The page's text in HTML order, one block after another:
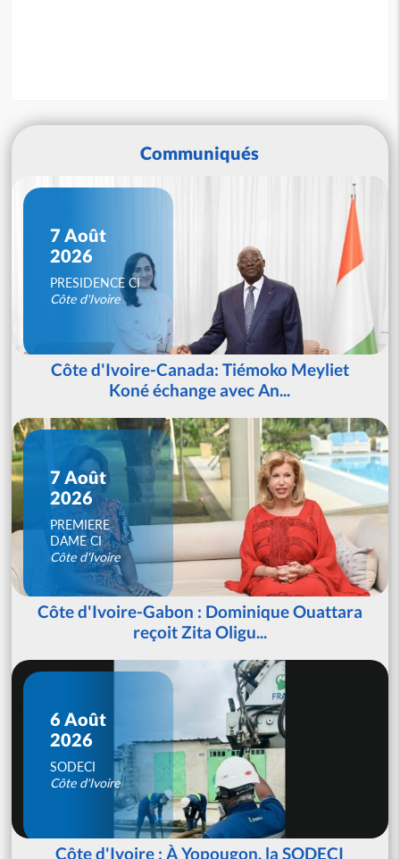
Communiqués
7 Août
2026
PRESIDENCE CI
Côte d'Ivoire
Côte d'Ivoire-Canada: Tiémoko Meyliet
Koné échange avec An...
7 Août
2026
PREMIERE
DAME CI
Côte d'Ivoire
Côte d'Ivoire-Gabon : Dominique Ouattara
reçoit Zita Oligu...
6 Août
2026
SODECI
Côte d'Ivoire
Côte d'Ivoire : À Yopougon, la SODECI